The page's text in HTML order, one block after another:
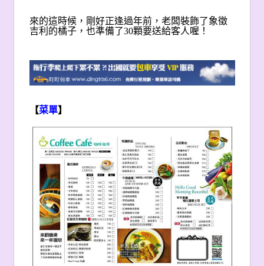
來的這時候，剛好正逢過年前，老闆裝飾了象徵
吉利的橘子，也準備了30顆要送給客人喔！
【菜單】